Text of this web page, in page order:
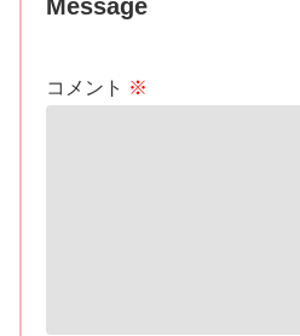
Message
コメント ※